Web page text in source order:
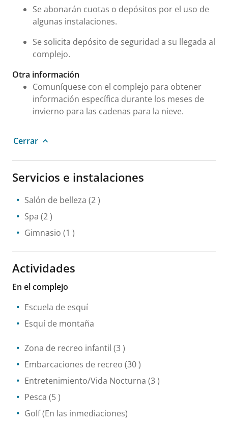
Se abonarán cuotas o depósitos por el uso de
algunas instalaciones.
Se solicita depósito de seguridad a su llegada al
complejo.
Otra información
Comuníquese con el complejo para obtener
información específica durante los meses de
invierno para las cadenas para la nieve.
Cerrar
Servicios e instalaciones
Salón de belleza (2 )
Spa (2 )
Gimnasio (1 )
Actividades
En el complejo
Escuela de esquí
Esquí de montaña
Zona de recreo infantil (3 )
Embarcaciones de recreo (30 )
Entretenimiento/Vida Nocturna (3 )
Pesca (5 )
Golf(En las inmediaciones)